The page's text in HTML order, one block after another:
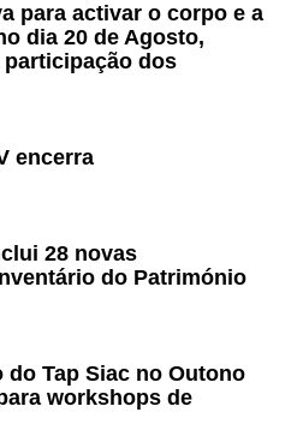
para activar o corpo e a
dia 20 de Agosto,
dos
encerra
28 novas
do Património
do Tap Siac no Outono
workshops de